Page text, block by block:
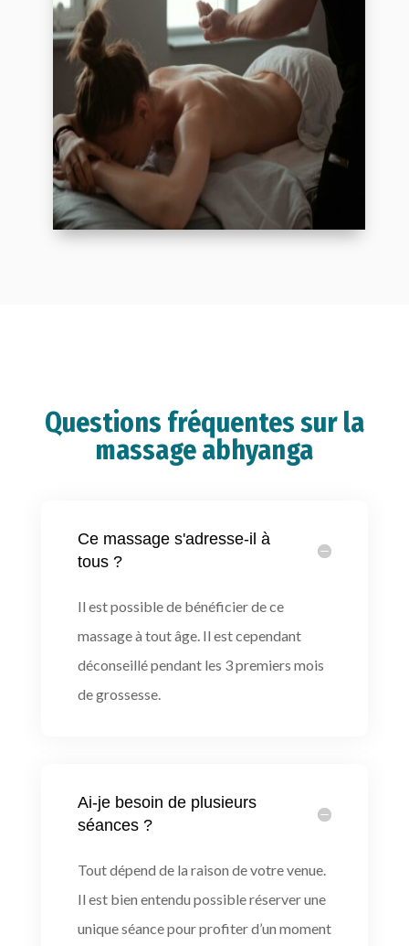
Questions fréquentes sur la
massage abhyanga
Ce massage s'adresse-il à
tous ?
Il est possible de bénéficier de ce
massage à tout âge. Il est cependant
déconseillé pendant les 3 premiers mois
de grossesse.
Ai-je besoin de plusieurs
séances ?
Tout dépend de la raison de votre venue.
Il est bien entendu possible réserver une
unique séance pour profiter d’un moment